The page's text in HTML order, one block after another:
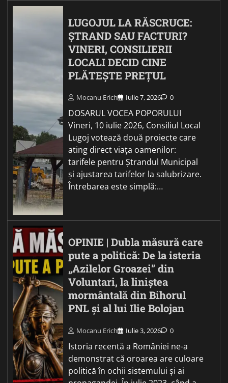
LUGOJUL LA RĂSCRUCE:
ȘTRAND SAU FACTURI?
VINERI, CONSILIERII
LOCALI DECID CINE
PLĂTEȘTE PREȚUL
Mocanu Erich Iulie 7, 2026 0
DOSARUL VOCEA POPORULUI
Vineri, 10 iulie 2026, Consiliul Local
Lugoj votează două proiecte care
ating direct viața oamenilor:
tarifele pentru Ștrandul Municipal
și ajustarea tarifelor la salubrizare.
Întrebarea este simplă:…
OPINIE | Dubla măsură care
pute a politică: De la isteria
„Azilelor Groazei” din
Voluntari, la liniștea
mormântală din Bihorul
PNL și al lui Ilie Bolojan
Mocanu Erich Iulie 3, 2026 0
Istoria recentă a României ne-a
demonstrat că oroarea are culoare
politică în ochii sistemului și ai